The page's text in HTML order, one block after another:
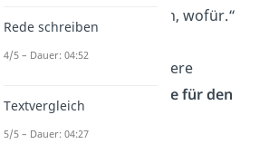
nur noch rausfinden, wofür.“
findest du weitere
Geburtstagssprüche für den
Mann.
Rede schreiben
4/5 – Dauer: 04:52
Textvergleich
5/5 – Dauer: 04:27